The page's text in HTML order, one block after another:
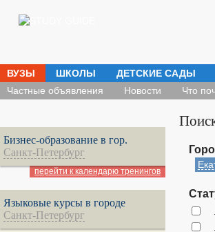
ВУЗЫ ШКОЛЫ ДЕТСКИЕ САДЫ
Частные объявления
Новости Что
Бизнес-образование в гор.
Санкт-Петербург
перейти к календарю тренингов
Языковые курсы в городе
Санкт-Петербург